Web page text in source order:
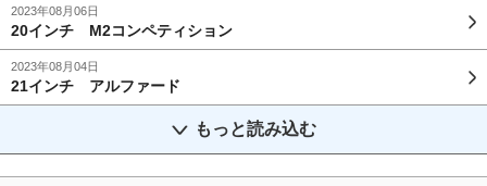
2023年08月06日
20インチ M2コンペティション
2023年08月04日
21インチ アルファード
もっと読み込む